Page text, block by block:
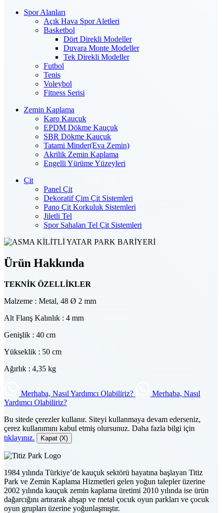
Spor Alanları
Açık Hava Spor Aletleri
Basketbol
Dört Direkli Modeller
Duvara Monte Modeller
Tek Direkli Modeller
Futbol
Tenis
Voleybol
Fitness Serisi
Zemin Kaplama
Karo Kauçuk
EPDM Dökme Kauçuk
SBR Dökme Kauçuk
Tatami Minder(Eva Zemin)
Akrilik Zemin Kaplama
Engelli Yürüme Yüzeyleri
Çit
Panel Çit
Dekoratif Çim Çit Sistemleri
Pano Çit Korkuluk Sistemleri
Jiletli Tel
Spor Sahaları Tel Çit Sistemleri
Ürün Hakkında
TEKNİK ÖZELLİKLER
Malzeme : Metal, 48 Ø 2 mm
Alt Flanş Kalınlık : 4 mm
Genişlik : 40 cm
Yükseklik : 50 cm
Ağırlık : 4,35 kg
Merhaba, Nasıl Yardımcı Olabiliriz?
Merhaba, Nasıl
Yardımcı Olabiliriz?
Bu sitede çerezler kullanır. Siteyi kullanmaya devam ederseniz,
çerez kullanımını kabul etmiş olursunuz. Daha fazla bilgi için
tıklayınız.
Kapat (X)
1984 yılında Türkiye’de kauçuk sektörü hayatına başlayan Titiz
Park ve Zemin Kaplama Hizmetleri gelen yoğun talepler üzerine
2002 yılında kauçuk zemin kaplama üretimi 2010 yılında ise ürün
dağarcığını artırarak ahşap ve metal çocuk oyun parkları ve çocuk
oyun grupları üzerine yoğunlaşmıştır.